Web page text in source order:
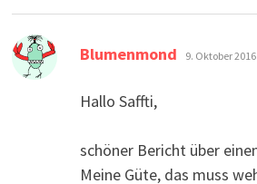
Blumenmond sagt:
9. Oktober
Hallo Saffti,
schöner Bericht über
Meine Güte, das muss